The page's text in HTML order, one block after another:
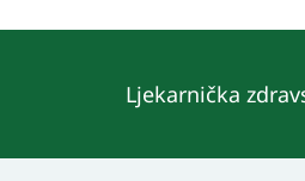
Ljekarnička